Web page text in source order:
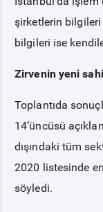
şirketlerin
bilgileri ise
Zirvenin yeni
Toplantıda
14’üncüsü
dışındaki tüm
2020 listesinde
söyledi.